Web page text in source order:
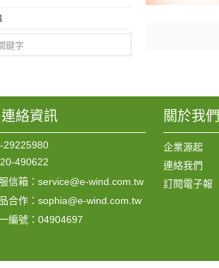
絡資訊
29225980
490622
信箱：service@e-wind.com.tw
合作：sophia@e-wind.com.tw
編號：04904697
關於我們
企業源起
連絡我們
訂閱電子報